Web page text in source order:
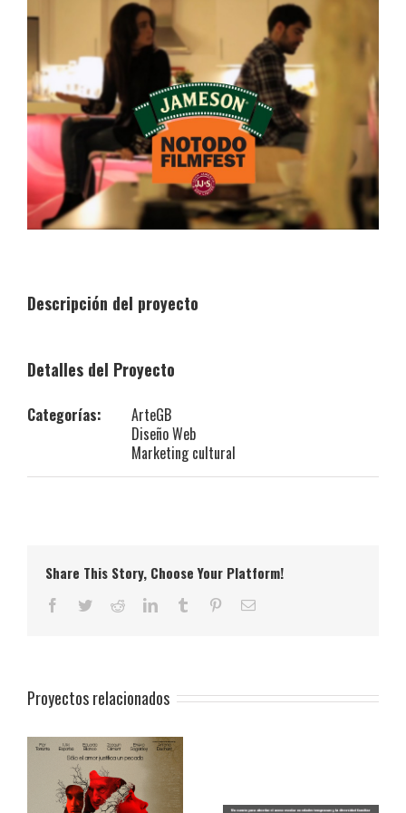
más
grande
Descripción del proyecto
Detalles del Proyecto
Categorías:
ArteGB
Diseño Web
Marketing cultural
Share This Story, Choose Your Platform!
Facebook
TwitterRedditLinkedInTumblr PinterestCorreo
Proyectos relacionados